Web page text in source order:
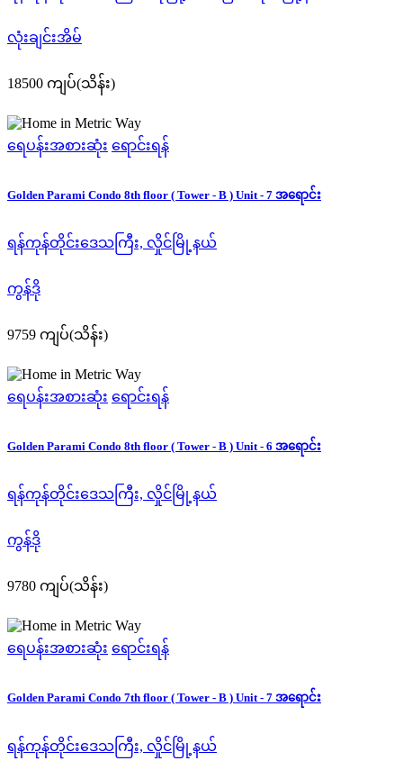
လုံးချင်းအိမ်
18500 ကျပ်(သိန်း)
ရေပန်းအစားဆုံး ရောင်းရန်
Golden Parami Condo 8th floor ( Tower - B ) Unit - 7 အရောင်း
ရန်ကုန်တိုင်းဒေသကြီး, လှိုင်မြို့နယ်
ကွန်ဒို
9759 ကျပ်(သိန်း)
ရေပန်းအစားဆုံး ရောင်းရန်
Golden Parami Condo 8th floor ( Tower - B ) Unit - 6 အရောင်း
ရန်ကုန်တိုင်းဒေသကြီး, လှိုင်မြို့နယ်
ကွန်ဒို
9780 ကျပ်(သိန်း)
ရေပန်းအစားဆုံး ရောင်းရန်
Golden Parami Condo 7th floor ( Tower - B ) Unit - 7 အရောင်း
ရန်ကုန်တိုင်းဒေသကြီး, လှိုင်မြို့နယ်